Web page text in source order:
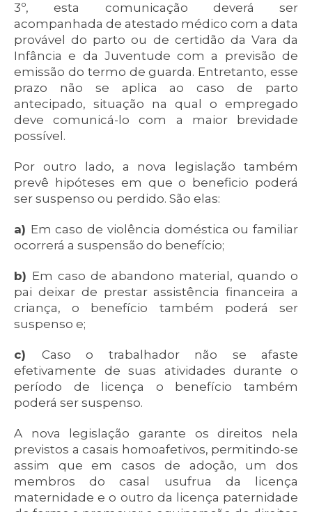
3º, esta comunicação deverá ser
acompanhada de atestado médico com a data
provável do parto ou de certidão da Vara da
Infância e da Juventude com a previsão de
emissão do termo de guarda. Entretanto, esse
prazo não se aplica ao caso de parto
antecipado, situação na qual o empregado
deve comunicá-lo com a maior brevidade
possível.
Por outro lado, a nova legislação também
prevê hipóteses em que o beneficio poderá
ser suspenso ou perdido. São elas:
a) Em caso de violência doméstica ou familiar
ocorrerá a suspensão do benefício;
b) Em caso de abandono material, quando o
pai deixar de prestar assistência financeira a
criança, o benefício também poderá ser
suspenso e;
c) Caso o trabalhador não se afaste
efetivamente de suas atividades durante o
período de licença o benefício também
poderá ser suspenso.
A nova legislação garante os direitos nela
previstos a casais homoafetivos, permitindo-se
assim que em casos de adoção, um dos
membros do casal usufrua da licença
maternidade e o outro da licença paternidade